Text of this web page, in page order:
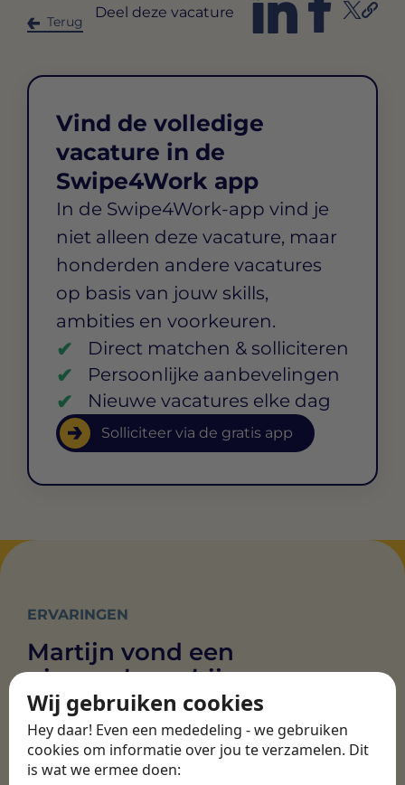
Wij gebruiken cookies
Hey daar! Even een mededeling - we gebruiken
cookies om informatie over jou te verzamelen. Dit
is wat we ermee doen:
Terug
Deel deze vacature
Vind de volledige
vacature in de
Swipe4Work app
In de Swipe4Work-app vind je
niet alleen deze vacature, maar
honderden andere vacatures
op basis van jouw skills,
ambities en voorkeuren.
Direct matchen & solliciteren
Persoonlijke aanbevelingen
Nieuwe vacatures elke dag
Solliciteer via de gratis app
ERVARINGEN
Martijn vond een
nieuwe baan bij
CBEE
Door Swipe4Work heb ik op een hele